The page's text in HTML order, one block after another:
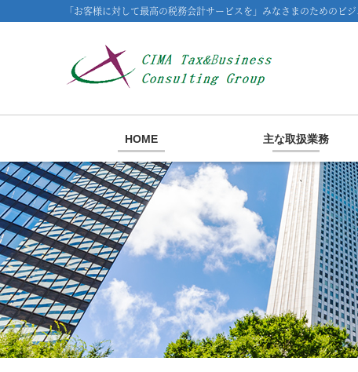
「お客様に対して最高の税務会計サービスを」みなさまのためのビ
HOME 主な取扱業務